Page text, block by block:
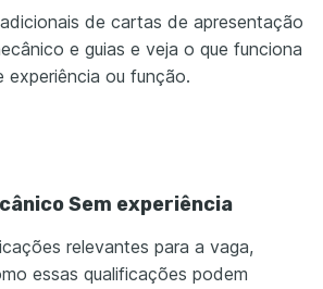
de cartas de apresentação
e guias e veja o que funciona
experiência ou função.
Sem experiência
relevantes para a vaga,
essas qualificações podem